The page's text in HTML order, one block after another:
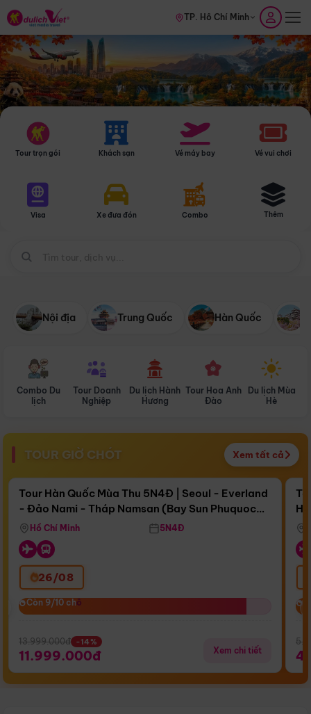
TP. Hồ Chí Minh
Tour trọn gói Khách sạn Vé máy bay Vé vui chơi
Visa Xe đưa đón Combo Thêm
Nội địa Trung Quốc Hàn Quốc
Combo Du
lịch
Tour Doanh
Nghiệp
Du lịch Hành
Hương
Tour Hoa Anh
Đào
Du lịch Mùa
Hè
TOUR GIỜ CHÓT Xem tất cả
Còn15 ngày 03:53:01
Bay Sun Phuquoc Airways
Điểm nổi bật
Tour Hàn Quốc Mùa Thu 5N4Đ | Seoul - Everland
- Đảo Nami - Tháp Namsan (Bay Sun Phuquoc
Airways)
Hồ Chí Minh 5N4Đ
26/08
Còn 9/10 chỗ
Còn 9/10 chỗ
13.999.000đ -14%
11.999.000đ Xem chi tiết